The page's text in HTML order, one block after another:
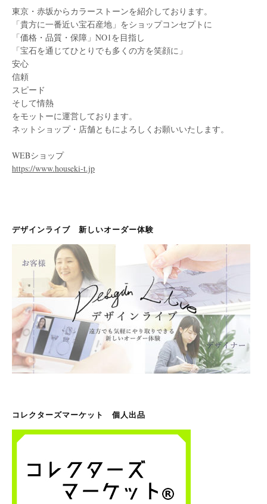
東京・赤坂からカラーストーンを紹介しております。
「貴方に一番近い宝石産地」をショップコンセプトに
「価格・品質・保障」NO1を目指し
「宝石を通じてひとりでも多くの方を笑顔に」
安心
信頼
スピード
そして情熱
をモットーに運営しております。
ネットショップ・店舗ともによろしくお願いいたします。
WEBショップ
https://www.houseki-t.jp
デザインライブ 新しいオーダー体験
コレクターズマーケット 個人出品